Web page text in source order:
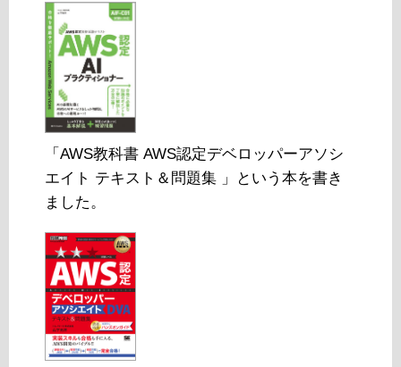
「AWS教科書 AWS認定デベロッパーアソシ
エイト テキスト＆問題集 」という本を書き
ました。